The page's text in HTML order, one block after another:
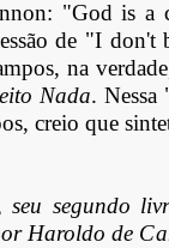
"God is a
de "I
na
Nada. Nessa
creio que
seu segundo
Haroldo de